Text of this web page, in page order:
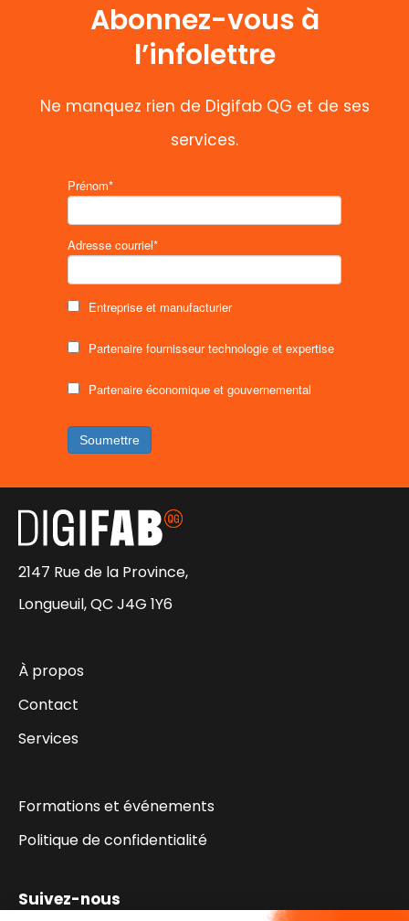
Abonnez-vous à
l’infolettre
Ne manquez rien de Digifab QG et de ses
services.
Prénom*
Adresse courriel*
Entreprise et manufacturier
Partenaire fournisseur technologie et expertise
Partenaire économique et gouvernemental
2147 Rue de la Province,
Longueuil, QC J4G 1Y6
À propos
Contact
Services
Formations et événements
Politique de confidentialité
Suivez-nous